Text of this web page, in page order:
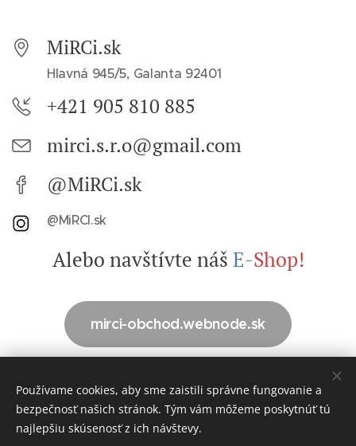
MiRCi.sk
Hlavná 945/5, Galanta 92401
+421 905 810 885
mirci.s.r.o@gmail.com
@MiRCi.sk
@MiRCI.sk
Alebo navštívte náš E-Shop!
mirci-obchod.webnode.sk
Používame cookies, aby sme zaistili správne fungovanie a
bezpečnosť našich stránok. Tým vám môžeme poskytnúť tú
najlepšiu skúsenosť z ich návštevy.